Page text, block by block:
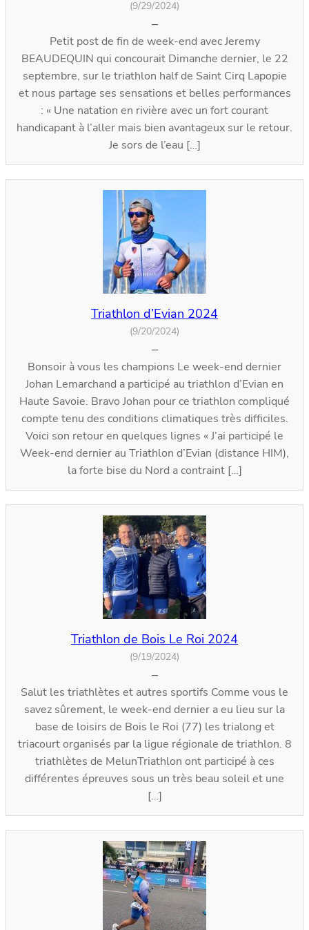
(9/29/2024)
–
Petit post de fin de week-end avec Jeremy
BEAUDEQUIN qui concourait Dimanche dernier, le 22
septembre, sur le triathlon half de Saint Cirq Lapopie
et nous partage ses sensations et belles performances
: « Une natation en rivière avec un fort courant
handicapant à l’aller mais bien avantageux sur le retour.
Je sors de l’eau […]
Triathlon d’Evian 2024
(9/20/2024)
–
Bonsoir à vous les champions Le week-end dernier
Johan Lemarchand a participé au triathlon d’Evian en
Haute Savoie. Bravo Johan pour ce triathlon compliqué
compte tenu des conditions climatiques très difficiles.
Voici son retour en quelques lignes « J’ai participé le
Week-end dernier au Triathlon d’Evian (distance HIM),
la forte bise du Nord a contraint […]
Triathlon de Bois Le Roi 2024
(9/19/2024)
–
Salut les triathlètes et autres sportifs Comme vous le
savez sûrement, le week-end dernier a eu lieu sur la
base de loisirs de Bois le Roi (77) les trialong et
triacourt organisés par la ligue régionale de triathlon. 8
triathlètes de MelunTriathlon ont participé à ces
différentes épreuves sous un très beau soleil et une
[…]